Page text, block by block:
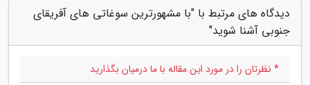
دیدگاه های مرتبط با "با مشهورترین سوغاتی های آفریقای
جنوبی آشنا شوید"
* نظرتان را در مورد این مقاله با ما درمیان بگذارید